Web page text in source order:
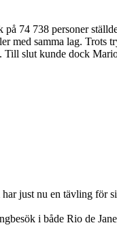
74 738 personer
med samma lag. Trots
slut kunde dock
just nu en tävling för
i både Rio de